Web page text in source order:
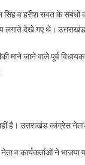
सिंह व हरीश रावत के
देखे गए थे।
माने जाने वाले पूर्व
है। उत्तराखंड कांग्रेस
व कार्यकर्ताओं ने भाजपा